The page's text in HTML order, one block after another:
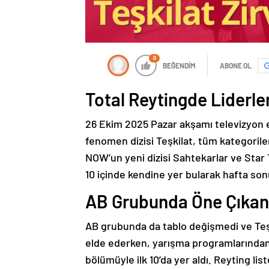
0
BEĞENDİM ABONE OL
Total Reytingde
26 Ekim 2025 Pazar akşamı televizyon
fenomen dizisi Teşkilat, tüm
NOW’un yeni dizisi Sahtekarlar ve
10 içinde kendine yer bularak hafta
AB Grubunda Öne
AB grubunda da tablo değişmedi ve
elde ederken, yarışma
bölümüyle ilk 10’da yer aldı. Reyting